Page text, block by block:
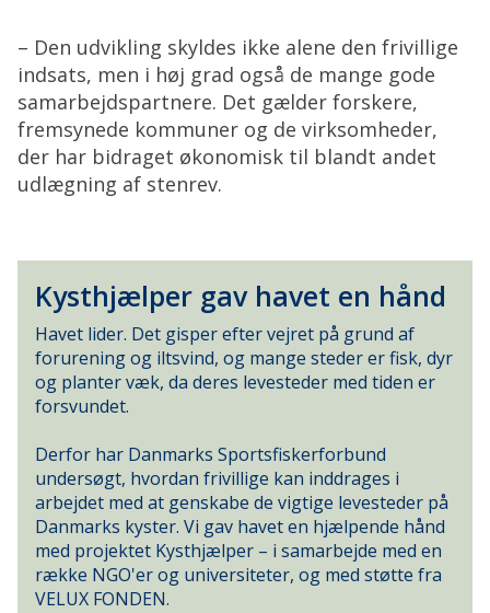
Kysthjælper gav havet en hånd
Havet lider. Det gisper efter vejret på grund af
forurening og iltsvind, og mange steder er fisk, dyr
og planter væk, da deres levesteder med tiden er
forsvundet.
Derfor har Danmarks Sportsfiskerforbund
undersøgt, hvordan frivillige kan inddrages i
arbejdet med at genskabe de vigtige levesteder på
Danmarks kyster. Vi gav havet en hjælpende hånd
med projektet Kysthjælper – i samarbejde med en
række NGO'er og universiteter, og med støtte fra
VELUX FONDEN.
– Den udvikling skyldes ikke alene den frivillige
indsats, men i høj grad også de mange gode
samarbejdspartnere. Det gælder forskere,
fremsynede kommuner og de virksomheder,
der har bidraget økonomisk til blandt andet
udlægning af stenrev.